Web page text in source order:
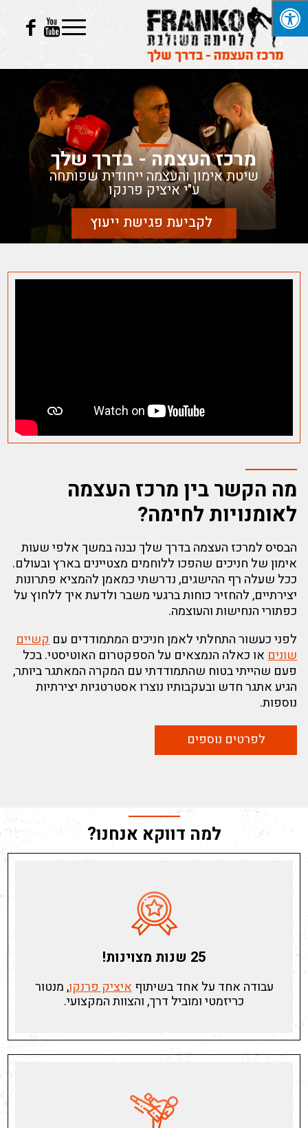
מרכז העצמה - בדרך שלך
שיטת אימון והעצמה ייחודית שפותחה
ע"י איציק פרנקו
לקביעת פגישת ייעוץ
מה הקשר בין מרכז העצמה
לאומנויות לחימה?
הבסיס למרכז העצמה בדרך שלך נבנה במשך אלפי שעות
אימון של חניכים שהפכו ללוחמים מצטיינים בארץ ובעולם.
ככל שעלה רף ההישגים, נדרשתי כמאמן להמציא פתרונות
יצירתיים, להחזיר כוחות ברגעי משבר ולדעת איך ללחוץ על
כפתורי הנחישות והעוצמה.
לפני כעשור התחלתי לאמן חניכים המתמודדים עםקשיים
שוניםאו כאלה הנמצאים על הספקטרום האוטיסטי. בכל
פעם שהייתי בטוח שהתמודדתי עם המקרה המאתגר ביותר,
הגיע אתגר חדש ובעקבותיו נוצרו אסטרטגיות יצירתיות
נוספות.
לפרטים נוספים
למה דווקא אנחנו?
25 שנות מצוינות!
עבודה אחד על אחד בשיתוףאיציק פרנקו, מנטור
כריזמטי ומוביל דרך, והצוות המקצועי.